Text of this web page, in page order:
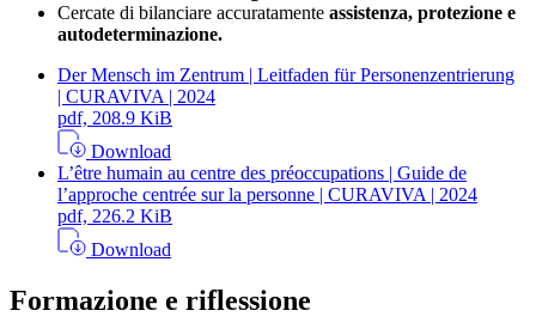
Cercate di bilanciare accuratamente assistenza, protezione e
autodeterminazione.
Der Mensch im Zentrum | Leitfaden für Personenzentrierung
| CURAVIVA | 2024
pdf, 208.9 KiB
Download
L’être humain au centre des préoccupations | Guide de
l’approche centrée sur la personne | CURAVIVA | 2024
pdf, 226.2 KiB
Download
Formazione e riflessione